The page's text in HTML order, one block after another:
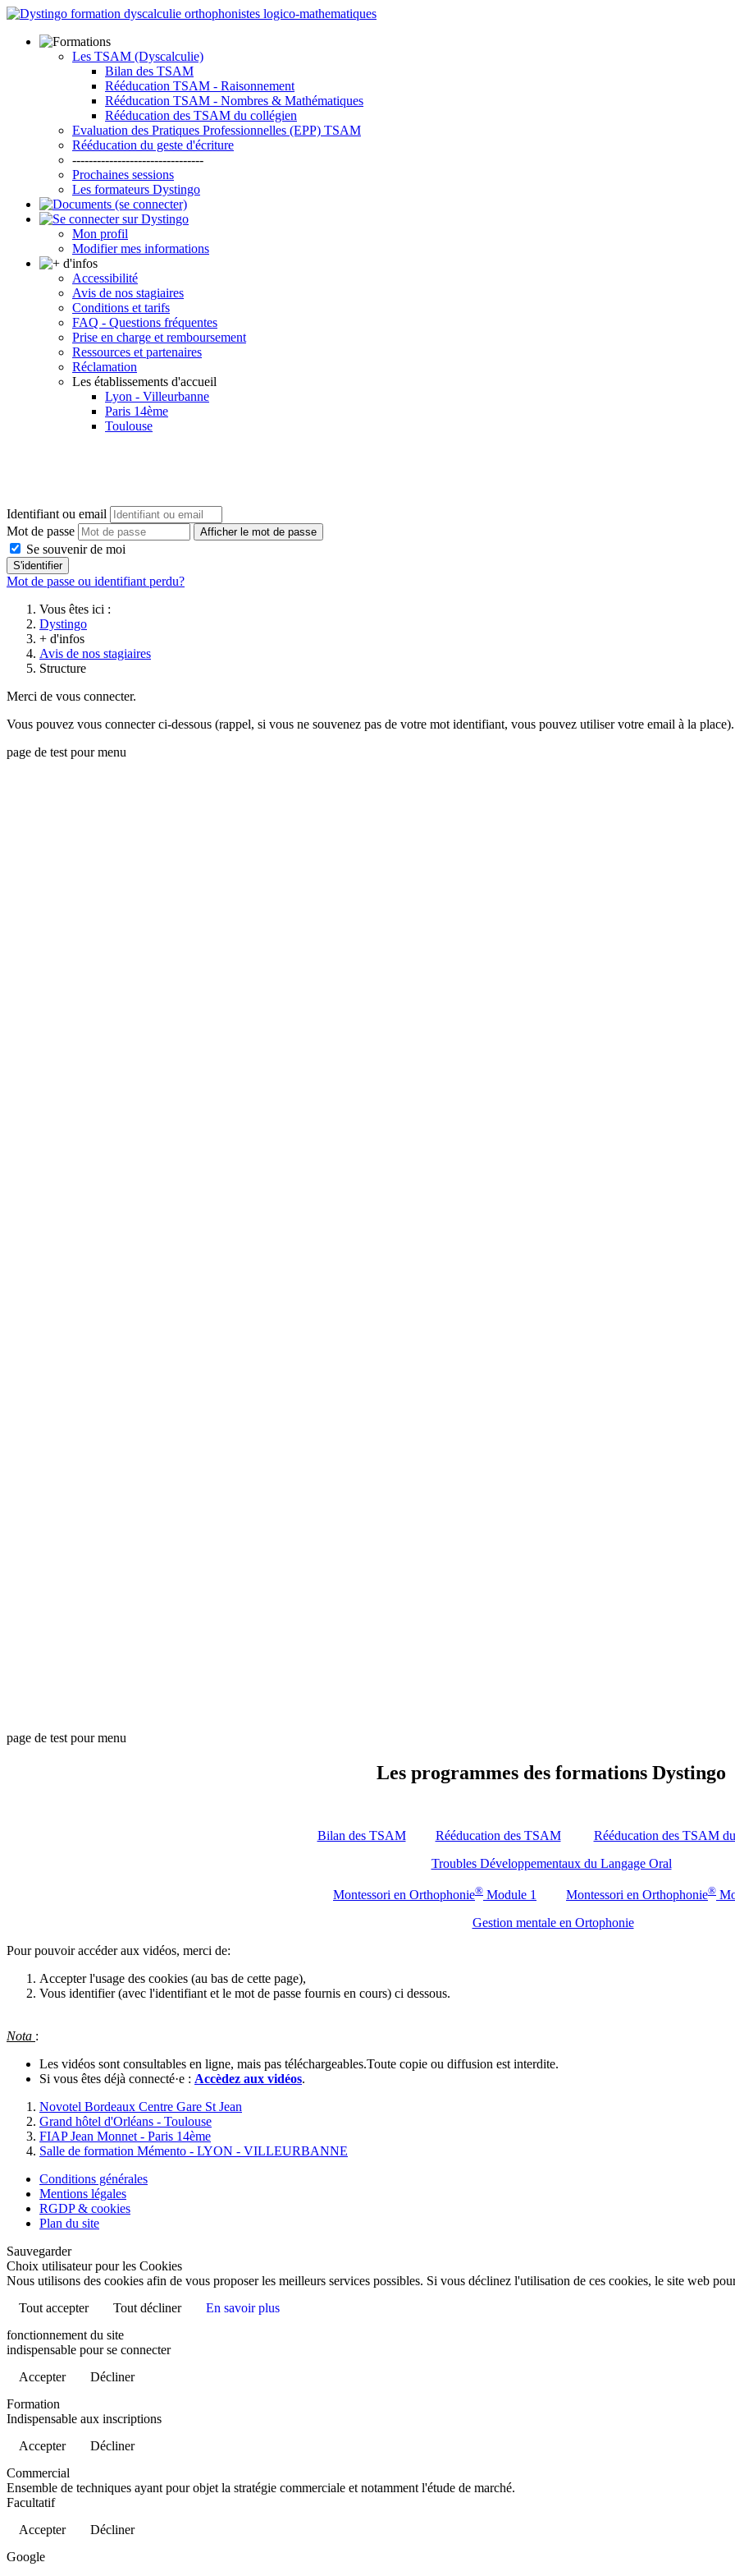
Les TSAM (Dyscalculie)
Bilan des TSAM
Rééducation TSAM - Raisonnement
Rééducation TSAM - Nombres & Mathématiques
Rééducation des TSAM du collégien
Evaluation des Pratiques Professionnelles (EPP) TSAM
Rééducation du geste d'écriture
--------------------------------
Prochaines sessions
Les formateurs Dystingo
Mon profil
Modifier mes informations
Accessibilité
Avis de nos stagiaires
Conditions et tarifs
FAQ - Questions fréquentes
Prise en charge et remboursement
Ressources et partenaires
Réclamation
Les établissements d'accueil
Lyon - Villeurbanne
Paris 14ème
Toulouse
Identifiant ou email
Mot de passe
Afficher le mot de passe
Se souvenir de moi
S'identifier
Mot de passe ou identifiant perdu?
Vous êtes ici :
Dystingo
+ d'infos
Avis de nos stagiaires
Structure
Merci de vous connecter.
Vous pouvez vous connecter ci-dessous (rappel, si vous ne souvenez pas de votre mot identifiant, vous pouvez utiliser votre email à la place).
page de test pour menu
page de test pour menu
Les programmes des formations Dystingo
Bilan des TSAM Rééducation des TSAM
Rééducation des TSAM
Troubles Développementaux du Langage Oral
Montessori en Orthophonie® Module 1 Montessori en Orthophonie®
Gestion mentale en Ortophonie
Pour pouvoir accéder aux vidéos, merci de:
Accepter l'usage des cookies (au bas de cette page),
Vous identifier (avec l'identifiant et le mot de passe fournis en cours) ci dessous.
Nota :
Les vidéos sont consultables en ligne, mais pas téléchargeables.Toute copie ou diffusion est interdite.
Si vous êtes déjà connecté·e : Accèdez aux vidéos.
Novotel Bordeaux Centre Gare St Jean
Grand hôtel d'Orléans - Toulouse
FIAP Jean Monnet - Paris 14ème
Salle de formation Mémento - LYON - VILLEURBANNE
Conditions générales
Mentions légales
RGDP & cookies
Plan du site
Sauvegarder
Choix utilisateur pour les Cookies
Nous utilisons des cookies afin de vous proposer les meilleurs services possibles. Si vous déclinez l'utilisation de ces cookies, le site web
Tout accepter
Tout décliner
En savoir plus
fonctionnement du site
indispensable pour se connecter
Accepter
Décliner
Formation
Indispensable aux inscriptions
Accepter
Décliner
Commercial
Ensemble de techniques ayant pour objet la stratégie commerciale et notamment l'étude de marché.
Facultatif
Accepter
Décliner
Google